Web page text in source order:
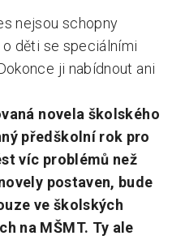
nejsou schopny
děti se speciálními
ji nabídnout ani
novela školského
předškolní rok pro
víc problémů než
postaven, bude
ve školských
na MŠMT. Ty ale